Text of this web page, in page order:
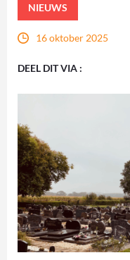
NIEUWS
16 oktober 2025
DEEL DIT VIA :